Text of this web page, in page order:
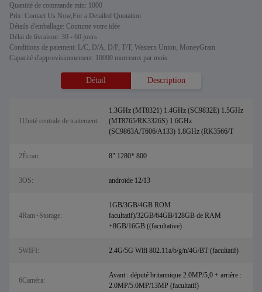
Quantité de commande min: 1000
Prix: Contact Us Now,For a Detailed Quotation
Détails d'emballage: Coutume votre idée
Délai de livraison: 30 - 60 jours
Conditions de paiement: L/C, D/A, D/P, T/T, Western Union, MoneyGram
Capacité d'approvisionnement: 10000 morceaux par mois
Détail Description
1Unité centrale de traitement:
1.3GHz (MT8321) 1.4GHz (SC9832E) 1.5GHz
(MT8765/RK3326S) 1.6GHz
(SC9863A/T606/A133) 1.8GHz (RK3566/T
2Écran: 8" 1280* 800
3OS: androïde 12/13
4Ram+Storage:
1GB/3GB/4GB ROM
facultatif)/32GB/64GB/128GB de RAM
+8GB/16GB ((facultative)
5WIFI: 2.4G/5G Wifi 802.11a/b/g/n/4G/BT (facultatif)
6Caméra:
Avant : député britannique 2.0MP/5,0 + arrière :
2.0MP/5.0MP/13MP (facultatif)